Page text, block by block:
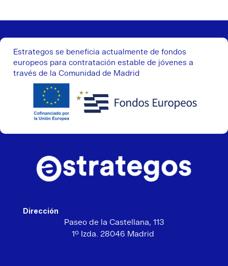
Estrategos se beneficia actualmente de fondos
europeos para contratación estable de jóvenes a
través de la Comunidad de Madrid
Dirección
Paseo de la Castellana, 113
1º Izda. 28046 Madrid